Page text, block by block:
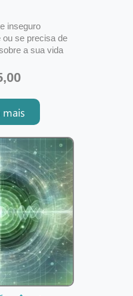
inseguro
ou se precisa de
a sua vida
faz um
setor profissional
como
o futuro e
valiosos